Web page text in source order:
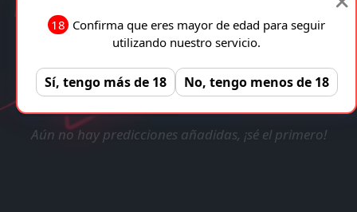
TRANSMISIÓN EN VIVO
Registro gratuito, sin anuncios!
REGISTRAR
Racing Club - Belgrano Cordoba
Aún no hay predicciones añadidas, ¡sé el primero!
18 Confirma que eres mayor de edad para seguir
utilizando nuestro servicio.
Sí, tengo más de 18 No, tengo menos de 18